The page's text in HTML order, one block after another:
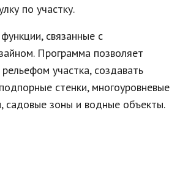
по участку.
связанные с
Программа позволяет
участка, создавать
стенки, многоуровневые
садовые зоны и водные объекты.